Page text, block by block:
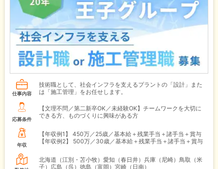
仕事内容
技術職として、社会インフラを支えるプラントの「設計」また
は「施工管理」をお任せします。
応募条件
【文理不問／第二新卒OK／未経験OK】チームワークを大切に
できる方、ものづくりに興味がある方
年収
【年収例1】
450万／25歳／基本給＋残業手当＋諸手当＋賞与
【年収例2】
500万／30歳／基本給＋残業手当＋諸手当＋賞与
北海道（江別・苫小牧）愛知（春日井）兵庫（尼崎）鳥取（米
子）広島（呉）徳島（富岡）宮崎（日南）